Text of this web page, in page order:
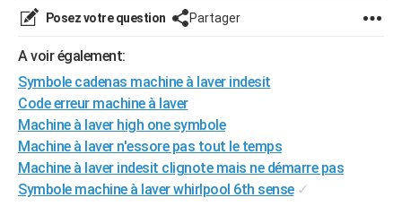
Alimentation
Guide de la santé
Maladies
Médicaments
Sommeil
VOYAGE
Destinations
City break
Voyage nature
Voyage de noces
Forum
Climat
+
GUIDES D'ACHAT
BONS PLANS
CARTE DE VOEUX
Posez votre question Partager
A voir également:
Symbole cadenas machine à laver indesit
Code erreur machine à laver
Machine à laver high one symbole
Machine à laver n'essore pas tout le temps
Machine à laver indesit clignote mais ne démarre pas
Symbole machine à laver whirlpool 6th sense ✓